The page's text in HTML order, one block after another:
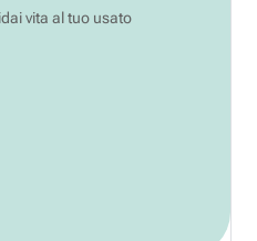
vita al tuo usato